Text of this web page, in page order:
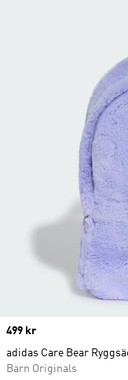
Price
499 kr
adidas Care Bear
Barn Originals